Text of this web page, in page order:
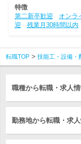
特徴
第二新卒歓迎
オンラ
迎
残業月30時間以内
転職TOP 技能工・設備・
職種から転職・求人
勤務地から転職・求